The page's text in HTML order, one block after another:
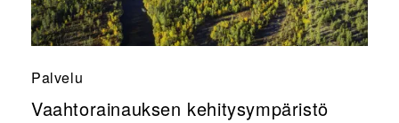
Palvelu
Vaahtorainauksen kehitysympäristö